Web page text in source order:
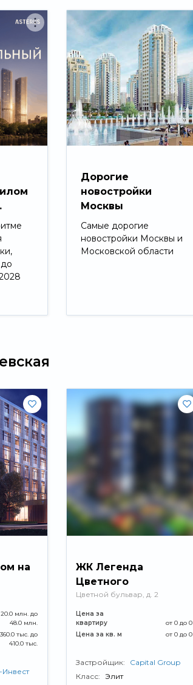
Дорогие
новостройки
Москвы
Самые дорогие
новостройки Москвы и
Московской области
на
млн. до
48.0 млн.
тыс. до
410.0 тыс.
ЖК Легенда
Цветного
Цветной бульвар, д. 2
Цена за
квартиру
от 0 до 0
Цена за кв. м
от 0 до 0
Застройщик:
Capital Group
Класс: Элит